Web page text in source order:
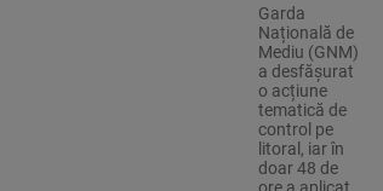
Garda
Națională de
Mediu (GNM)
a desfășurat
o acțiune
tematică de
control pe
litoral, iar în
doar 48 de